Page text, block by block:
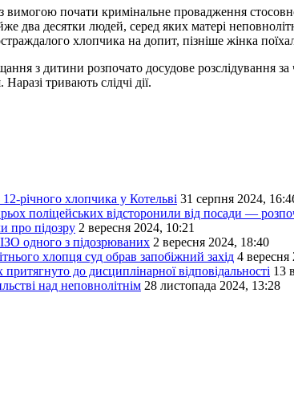
вимогою почати кримінальне провадження
два десятки людей, серед яких матері
хлопчика на допит, пізніше жінка
з дитини розпочато досудове розслідування
тривають слідчі дії.
річного хлопчика у Котельві 31 серпня 2024,
поліцейських відсторонили від посади —
про підозру 2 вересня 2024, 10:21
одного з підозрюваних 2 вересня 2024, 18:40
хлопця суд обрав запобіжний захід 4 вересня
до дисциплінарної відповідальності 13
над неповнолітнім 28 листопада 2024, 13:28